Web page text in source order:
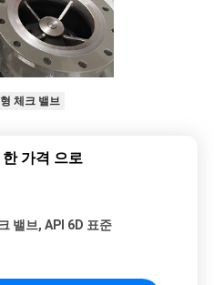
체크 밸브
가격 으로
밸브, API 6D 표준